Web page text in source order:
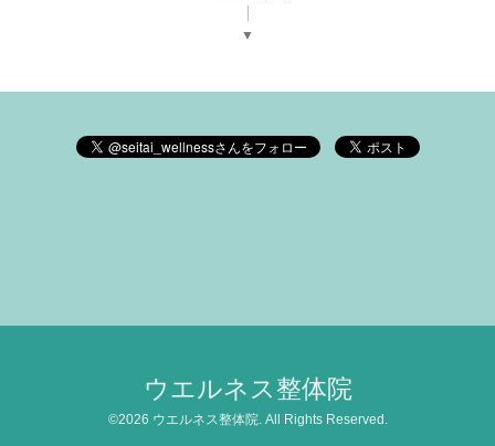
▼
ウエルネス整体院
©2026 ウエルネス整体院. All Rights Reserved.